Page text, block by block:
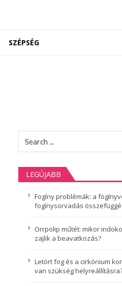
SZÉPSÉG
for:
LEGÚJABB
Fogíny problémák: a
fogínysorvadás
Orrpolip műtét: mikor
zajlik a beavatkozás?
Letört fog és a cirkónium
van szükség